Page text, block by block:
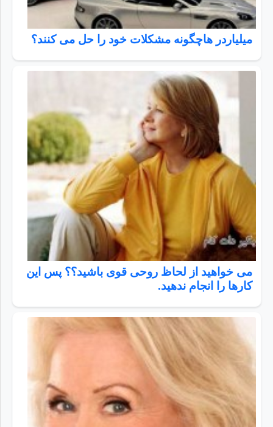
میلیاردر هاچگونه مشکلات خود را حل می کنند؟
می خواهید از لحاظ روحی قوی باشید؟؟ پس این
کارها را انجام ندهید.